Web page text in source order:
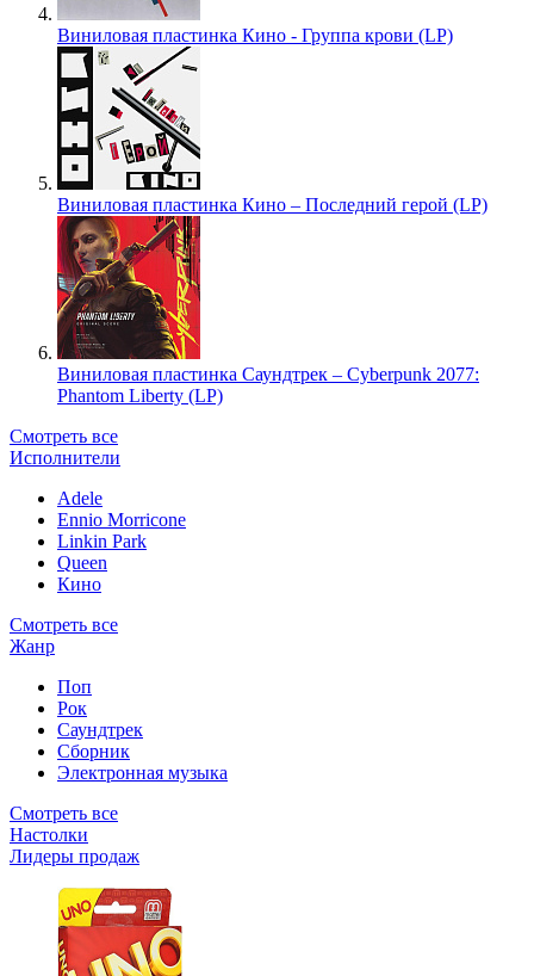
Виниловая пластинка Кино - Группа крови (LP)
Виниловая пластинка Кино – Последний герой (LP)
Виниловая пластинка Саундтрек – Cyberpunk 2077:
Phantom Liberty (LP)
Смотреть все
Исполнители
Adele
Ennio Morricone
Linkin Park
Queen
Кино
Смотреть все
Жанр
Поп
Рок
Саундтрек
Сборник
Электронная музыка
Смотреть все
Настолки
Лидеры продаж